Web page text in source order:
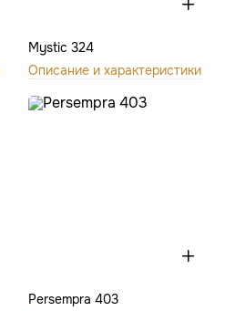
Mystic 324
Описание и характеристики
Persempra 403